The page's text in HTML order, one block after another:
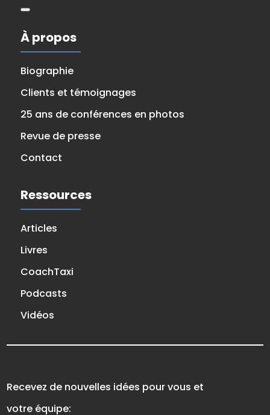
À propos
Biographie
Clients et témoignages
25 ans de conférences en photos
Revue de presse
Contact
Ressources
Articles
Livres
CoachTaxi
Podcasts
Vidéos
Recevez de nouvelles idées pour vous et
votre équipe: